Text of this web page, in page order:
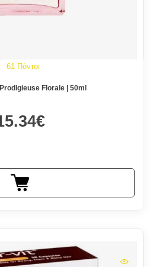
61 Πόντοι
Florale | 50ml